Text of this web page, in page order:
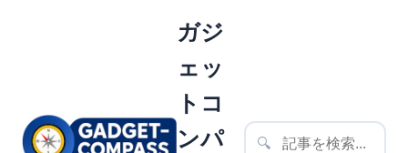
ガジ
ェッ
トコ
ンパ
🔍